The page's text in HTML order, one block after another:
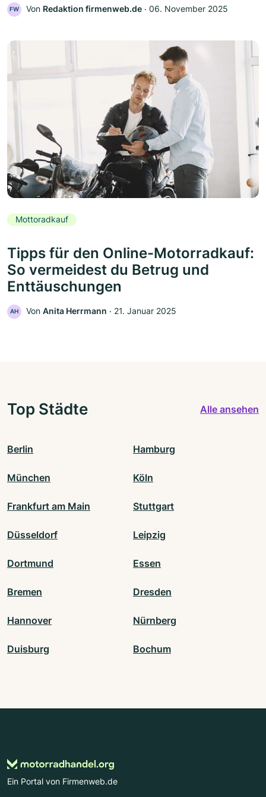
FW Von Redaktion firmenweb.de ‧ 06. November 2025
Mottoradkauf
Tipps für den Online-Motorradkauf:
So vermeidest du Betrug und
Enttäuschungen
AH Von Anita Herrmann ‧ 21. Januar 2025
Top Städte Alle ansehen
Berlin Hamburg
München Köln
Frankfurt am Main Stuttgart
Düsseldorf Leipzig
Dortmund Essen
Bremen Dresden
Hannover Nürnberg
Duisburg Bochum
Ein Portal von Firmenweb.de